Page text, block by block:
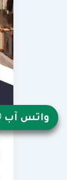
واتس آب